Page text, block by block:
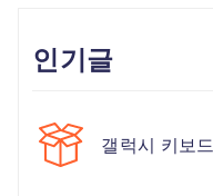
인기글
갤럭시 키보